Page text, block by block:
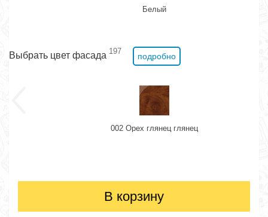
Белый
Выбрать цвет фасада 197
подробно
002 Орех глянец глянец
В корзину